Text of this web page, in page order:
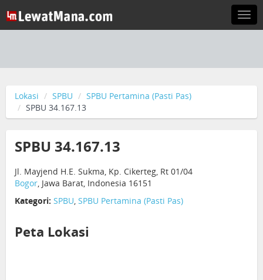
Lokasi SPBU
SPBU Pertamina (Pasti Pas)
SPBU 34.167.13
SPBU 34.167.13
Jl. Mayjend H.E. Sukma, Kp. Cikerteg, Rt 01/04
Bogor, Jawa Barat, Indonesia 16151
Kategori: SPBU, SPBU Pertamina (Pasti Pas)
Peta Lokasi